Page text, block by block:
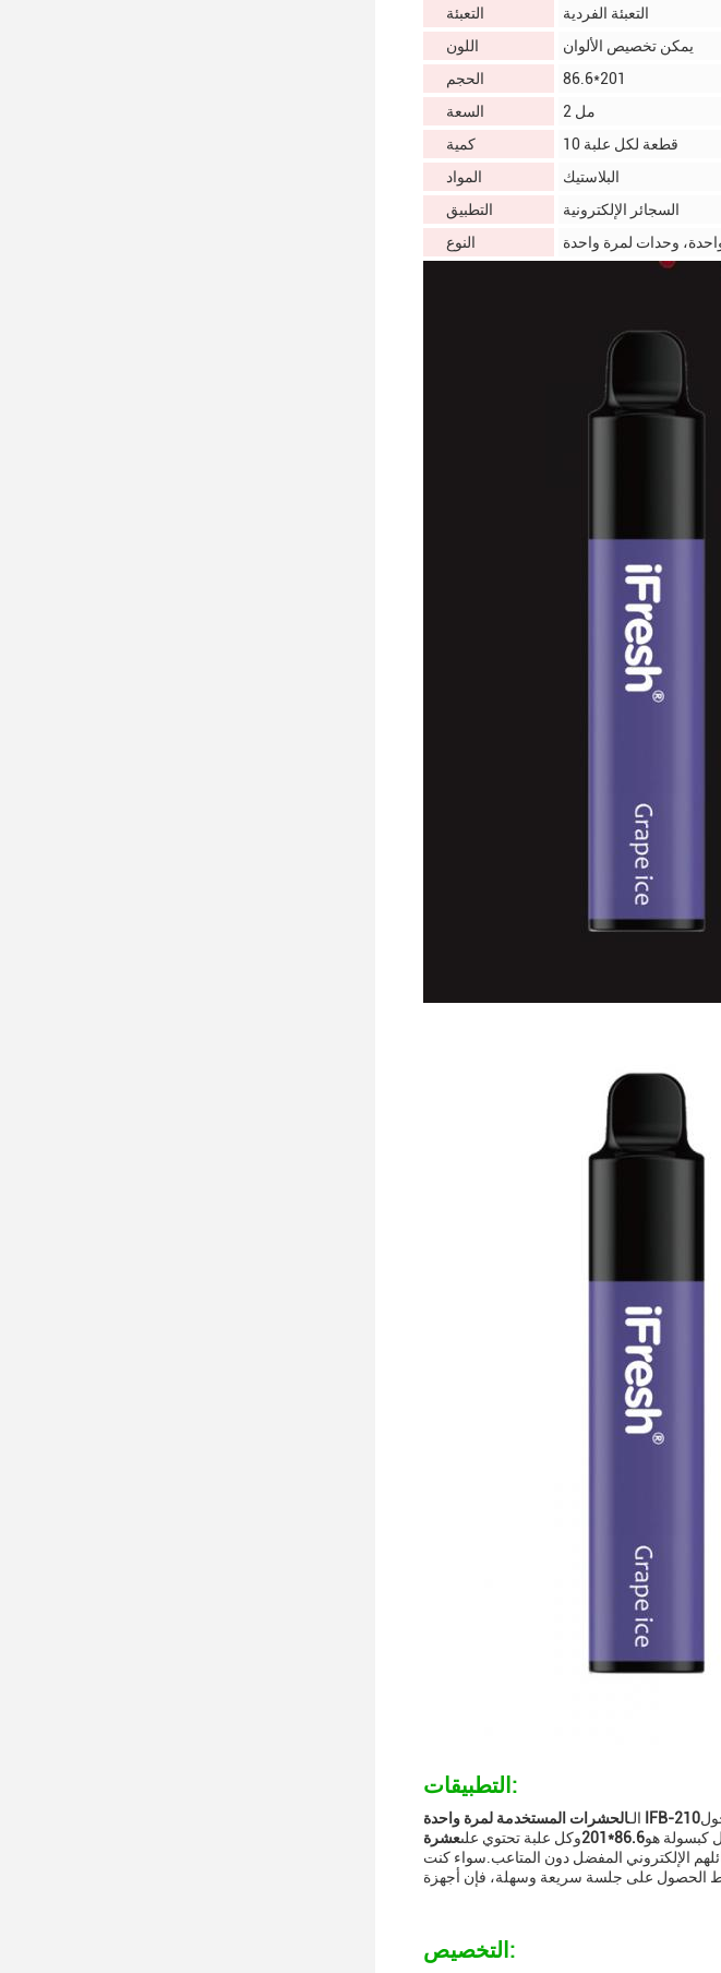
التعبئة
التعبئة الفردية
اللون
يمكن تخصيص الألوان
الحجم
86.6*201
السعة
2 مل
كمية
10 قطعة لكل علبة
المواد
البلاستيك
التطبيق
السجائر الإلكترونية
النوع
وحدات لمرة واحدة
التطبيقات:
الـ الحشرات المستخدمة لمرة واحدة IFB-210
هو86.6*201 وكل علبة تحتوي علىعشرة
في تجربة نكهة سائلهم الإلكتروني المفضل دون المتاعب.سواء كنت
التخصيص: